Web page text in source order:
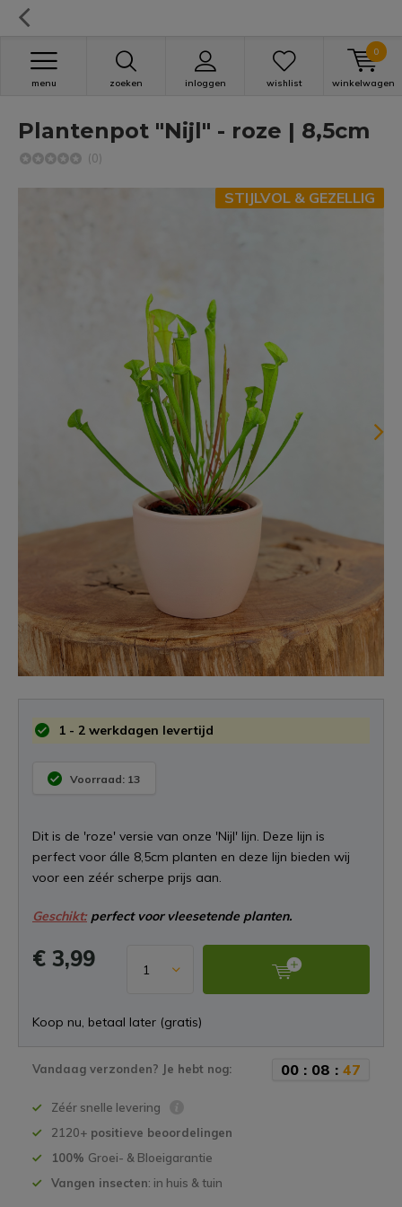
zoeken inloggen
menu wishlist winkelwagen
0
Plantenpot "Nijl" - roze | 8,5cm
(0)
STIJLVOL & GEZELLIG
1 - 2 werkdagen levertijd
Voorraad: 13
Dit is de 'roze' versie van onze 'Nijl' lijn. Deze lijn is
perfect voor álle 8,5cm planten en deze lijn bieden wij
voor een zéér scherpe prijs aan.
Geschikt:perfect voor vleesetende planten.
€ 3,99
Koop nu, betaal later (gratis)
Vandaag verzonden? Je hebt nog: 00 : 08 : 47
Zéér snelle levering
2120+ positieve beoordelingen
100% Groei- & Bloeigarantie
Vangen insecten: in huis & tuin